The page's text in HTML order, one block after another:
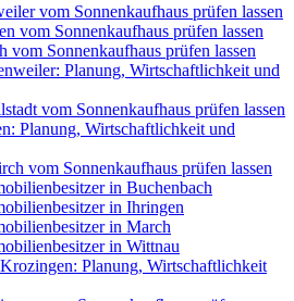
vom Sonnenkaufhaus prüfen lassen
vom Sonnenkaufhaus prüfen lassen
vom Sonnenkaufhaus prüfen lassen
Planung, Wirtschaftlichkeit und
vom Sonnenkaufhaus prüfen lassen
Planung, Wirtschaftlichkeit und
vom Sonnenkaufhaus prüfen lassen
in Buchenbach
in Ihringen
in March
in Wittnau
Planung, Wirtschaftlichkeit